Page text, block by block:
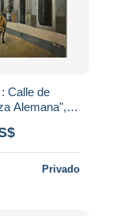
Calle de
Alemana",
Privado